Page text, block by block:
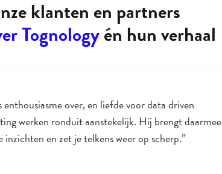
klanten en partners
Tognologyén hun verhaal
enthousiasme over, en liefde voor data driven
werken ronduit aanstekelijk. Hij brengt daarmee
inzichten en zet je telkens weer op scherp.”